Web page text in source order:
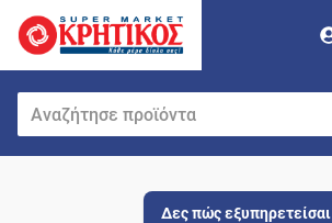
Δες πώς εξυπηρετείσαι